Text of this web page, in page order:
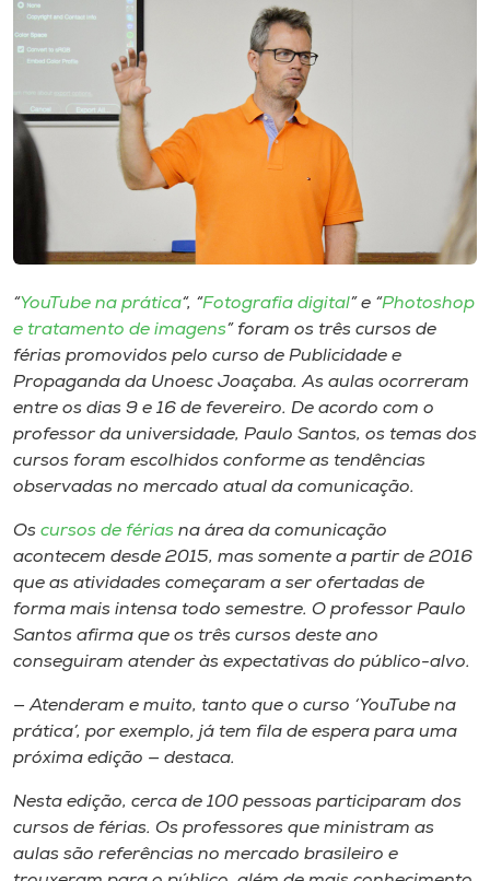
CPA
Biblioteca
Editora
Rádio
Museu
Unoesc
Store
o idioma
“YouTube na prática“, “Fotografia digital” e “Photoshop
e tratamento de imagens” foram os três cursos de
férias promovidos pelo curso de Publicidade e
Propaganda da Unoesc Joaçaba. As aulas ocorreram
entre os dias 9 e 16 de fevereiro. De acordo com o
professor da universidade, Paulo Santos, os temas dos
cursos foram escolhidos conforme as tendências
observadas no mercado atual da comunicação.
Os cursos de férias na área da comunicação
acontecem desde 2015, mas somente a partir de 2016
que as atividades começaram a ser ofertadas de
forma mais intensa todo semestre. O professor Paulo
Santos afirma que os três cursos deste ano
conseguiram atender às expectativas do público-alvo.
— Atenderam e muito, tanto que o curso ‘YouTube na
prática’, por exemplo, já tem fila de espera para uma
próxima edição — destaca.
Nesta edição, cerca de 100 pessoas participaram dos
cursos de férias. Os professores que ministram as
aulas são referências no mercado brasileiro e